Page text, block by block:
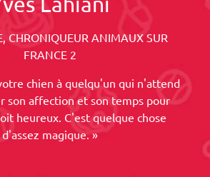
CHRONIQUEUR ANIMAUX SUR
FRANCE 2
chien à quelqu'un qui n'attend
son affection et son temps pour
heureux. C'est quelque chose
d'assez magique. »